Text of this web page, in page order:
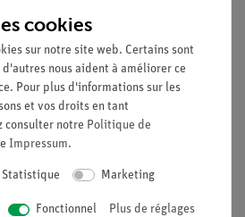
5 A /
14 V,
13533-
93
1
02014-
2
cookies
sur notre site web. Certains sont
nous aident à améliorer ce
Pour plus d'informations sur les
et vos droits en tant
notre Politique de
Impressum.
Statistique Marketing
Fonctionnel Plus de réglages